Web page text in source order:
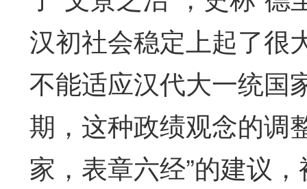
汉初社会稳定上起了很
不能适应汉代大一统国
期，这种政绩观念的调
家，表章六经”的建议